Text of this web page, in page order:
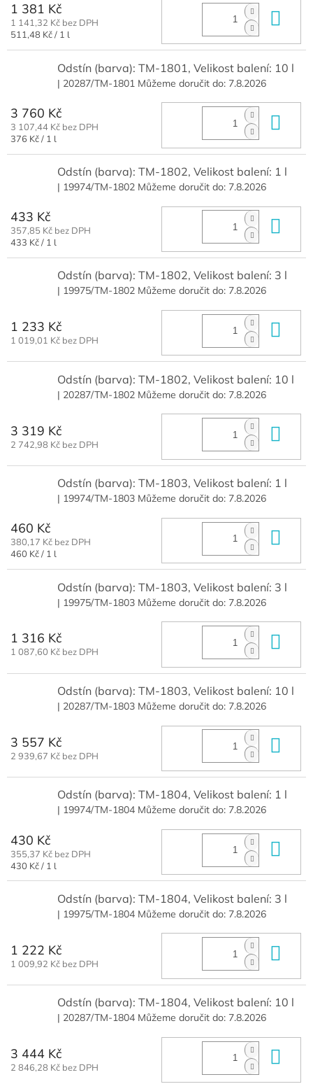
1 381 Kč
1 141,32 Kč bez DPH
Měrná
511,48 Kč / 1 l
Odstín (barva): TM-1801, Velikost balení: 10 l
| 20287/TM-1801 Můžeme doručit do: 7.8.2026
3 760 Kč
3 107,44 Kč bez DPH
Měrná
376 Kč / 1 l
Odstín (barva): TM-1802, Velikost balení: 1 l
| 19974/TM-1802 Můžeme doručit do: 7.8.2026
433 Kč
357,85 Kč bez DPH
Měrná
433 Kč / 1 l
Odstín (barva): TM-1802, Velikost balení: 3 l
| 19975/TM-1802 Můžeme doručit do: 7.8.2026
1 233 Kč
1 019,01 Kč bez DPH
Odstín (barva): TM-1802, Velikost balení: 10 l
| 20287/TM-1802 Můžeme doručit do: 7.8.2026
3 319 Kč
2 742,98 Kč bez DPH
Odstín (barva): TM-1803, Velikost balení: 1 l
| 19974/TM-1803 Můžeme doručit do: 7.8.2026
460 Kč
380,17 Kč bez DPH
Měrná
460 Kč / 1 l
Odstín (barva): TM-1803, Velikost balení: 3 l
| 19975/TM-1803 Můžeme doručit do: 7.8.2026
1 316 Kč
1 087,60 Kč bez DPH
Odstín (barva): TM-1803, Velikost balení: 10 l
| 20287/TM-1803 Můžeme doručit do: 7.8.2026
3 557 Kč
2 939,67 Kč bez DPH
Odstín (barva): TM-1804, Velikost balení: 1 l
| 19974/TM-1804 Můžeme doručit do: 7.8.2026
430 Kč
355,37 Kč bez DPH
Měrná
cena:
430 Kč / 1 l
Odstín (barva): TM-1804, Velikost balení: 3 l
| 19975/TM-1804 Můžeme doručit do: 7.8.2026
1 222 Kč
1 009,92 Kč bez DPH
Odstín (barva): TM-1804, Velikost balení: 10 l
| 20287/TM-1804 Můžeme doručit do: 7.8.2026
3 444 Kč
2 846,28 Kč bez DPH